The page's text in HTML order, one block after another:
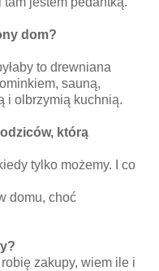
dom?
to drewniana
sauną,
i olbrzymią kuchnią.
którą
tylko możemy. I co
domu, choć
zakupy, wiem ile i